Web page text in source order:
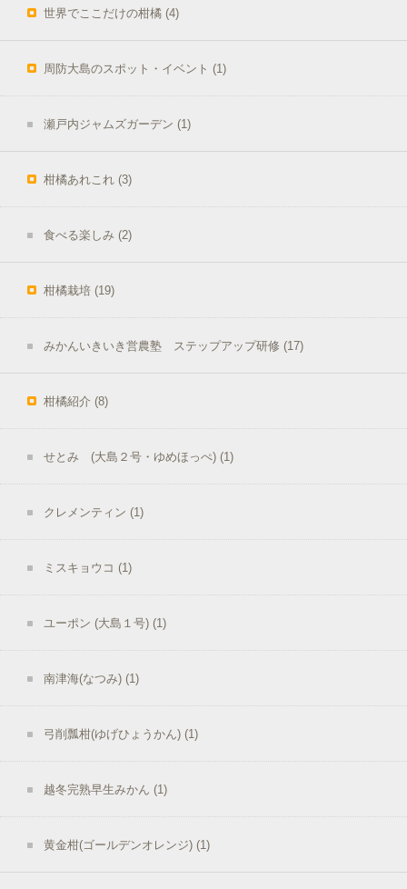
世界でここだけの柑橘 (4)
周防大島のスポット・イベント (1)
瀬戸内ジャムズガーデン (1)
柑橘あれこれ (3)
食べる楽しみ (2)
柑橘栽培 (19)
みかんいきいき営農塾 ステップアップ研修 (17)
柑橘紹介 (8)
せとみ (大島２号・ゆめほっぺ) (1)
クレメンティン (1)
ミスキョウコ (1)
ユーポン (大島１号) (1)
南津海(なつみ) (1)
弓削瓢柑(ゆげひょうかん) (1)
越冬完熟早生みかん (1)
黄金柑(ゴールデンオレンジ) (1)